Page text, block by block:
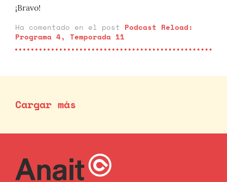
¡Bravo!
Ha comentado en el post Podcast Reload:
Programa 4, Temporada 11
Cargar más